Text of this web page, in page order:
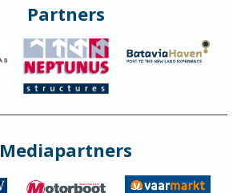
Partners
Mediapartners